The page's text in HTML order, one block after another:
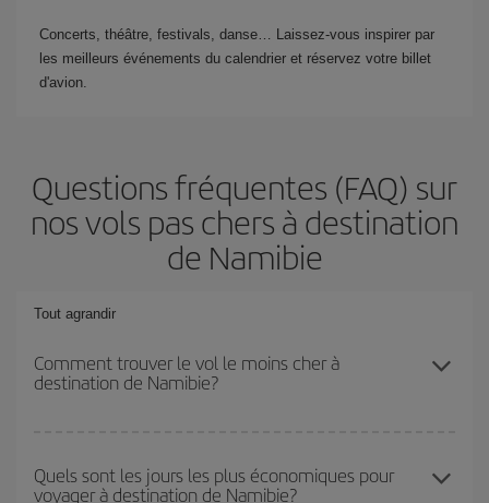
Concerts, théâtre, festivals, danse… Laissez-vous inspirer par
les meilleurs événements du calendrier et réservez votre billet
d'avion.
Questions fréquentes (FAQ) sur
nos vols pas chers à destination
de Namibie
Tout agrandir
Comment trouver le vol le moins cher à
destination de Namibie?
bas en évitant les hautes saisons, en achetant à l'avance et en
restant flexible sur les dates et les horaires de votre aller-retour. Si
Quels sont les jours les plus économiques pour
voyager à destination de Namibie?